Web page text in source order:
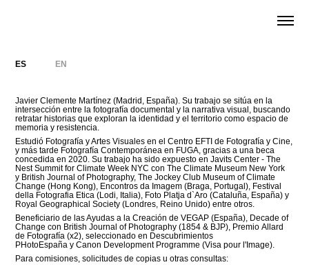
ES EN
Javier Clemente Martínez (Madrid, España). Su trabajo se sitúa en la
intersección entre la fotografía documental y la narrativa visual, buscando
retratar historias que exploran la identidad y el territorio como espacio de
memoria y resistencia.
Estudió Fotografía y Artes Visuales en el Centro EFTI de Fotografía y Cine,
y más tarde Fotografía Contemporánea en FUGA, gracias a una beca
concedida en 2020. Su trabajo ha sido expuesto en Javits Center - The
Nest Summit for Climate Week NYC con The Climate Museum New York
y British Journal of Photography, The Jockey Club Museum of Climate
Change (Hong Kong), Encontros da Imagem (Braga, Portugal), Festival
della Fotografia Etica (Lodi, Italia), Foto Platja d`Aro (Cataluña, España) y
Royal Geographical Society (Londres, Reino Unido) entre otros.
Beneficiario de las Ayudas a la Creación de VEGAP (España), Decade of
Change con British Journal of Photography (1854 & BJP), Premio Allard
de Fotografía (x2), seleccionado en Descubrimientos
PHotoEspaña y Canon Development Programme (Visa pour l'Image).
Para comisiones, solicitudes de copias u otras consultas: